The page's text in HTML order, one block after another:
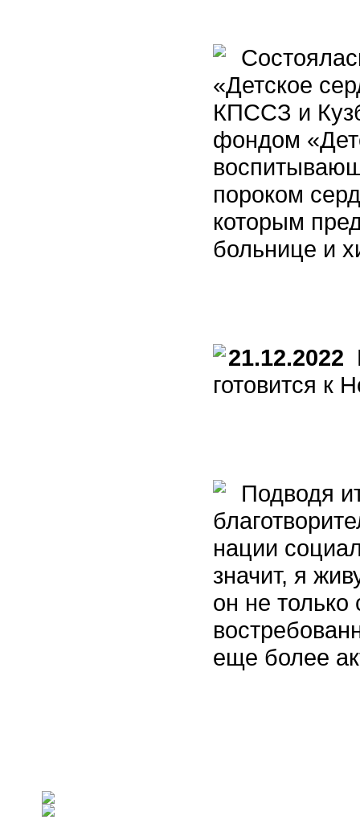
«Детское
КПССЗ и
фондом
пороком
которым
больнице и
21.12.2022
готовится к
Подводя
нации
значит, я
он не только
еще более